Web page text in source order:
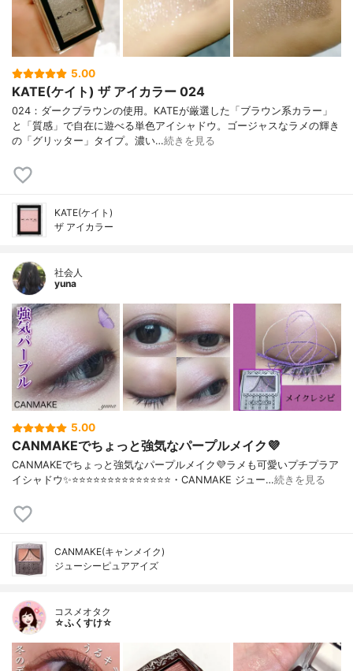
5.00
KATE(ケイト) ザ アイカラー 024
024：ダークブラウンの使用。KATEが厳選した「ブラウン系カラー」
と「質感」で自在に遊べる単色アイシャドウ。ゴージャスなラメの輝き
の「グリッター」タイプ。濃い…続きを見る
KATE(ケイト)
ザ アイカラー
社会人
yuna
5.00
CANMAKEでちょっと強気なパープルメイク💜
CANMAKEでちょっと強気なパープルメイク💜ラメも可愛いプチプラア
イシャドウ✨⭐️⭐️⭐️⭐️⭐️⭐️⭐️⭐️⭐️⭐️⭐️⭐️⭐️⭐️・CANMAKE ジュー…続きを見る
CANMAKE(キャンメイク)
ジューシーピュアアイズ
コスメオタク
☆ふくすけ☆